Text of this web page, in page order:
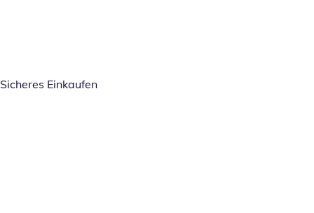
Sicheres Einkaufen